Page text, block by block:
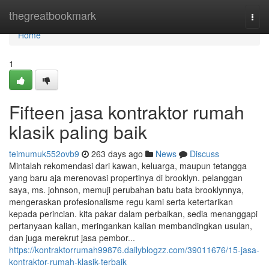
thegreatbookmark
Home
Home
1
Fifteen jasa kontraktor rumah
klasik paling baik
teimumuk552ovb9 263 days ago News
Discuss
Mintalah rekomendasi dari kawan, keluarga, maupun tetangga
yang baru aja merenovasi propertinya di brooklyn. pelanggan
saya, ms. johnson, memuji perubahan batu bata brooklynnya,
mengeraskan profesionalisme regu kami serta ketertarikan
kepada perincian. kita pakar dalam perbaikan, sedia menanggapi
pertanyaan kalian, meringankan kalian membandingkan usulan,
dan juga merekrut jasa pembor...
https://kontraktorrumah99876.dailyblogzz.com/39011676/15-jasa-
kontraktor-rumah-klasik-terbaik